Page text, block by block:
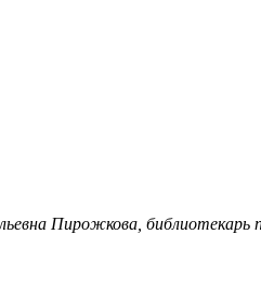
Пирожкова, библиотекарь